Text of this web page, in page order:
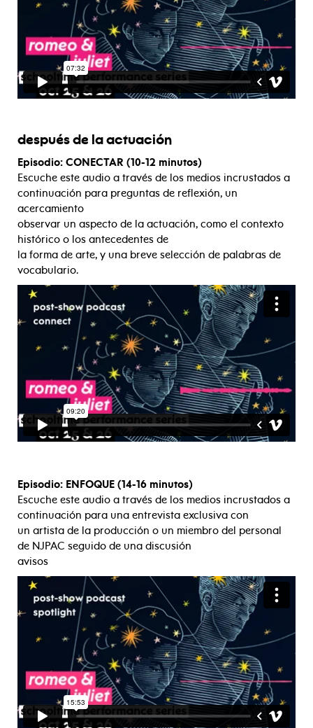
después de la actuación
Episodio: CONECTAR (10-12 minutos)
Escuche este audio a través de los medios incrustados a
continuación para preguntas de reflexión, un
acercamiento
observar un aspecto de la actuación, como el contexto
histórico o los antecedentes de
la forma de arte, y una breve selección de palabras de
vocabulario.
Episodio: ENFOQUE (14-16 minutos)
Escuche este audio a través de los medios incrustados a
continuación para una entrevista exclusiva con
un artista de la producción o un miembro del personal
de NJPAC seguido de una discusión
avisos